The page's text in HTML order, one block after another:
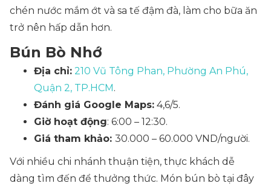
chén nước mắm ớt và sa tế đậm đà, làm cho bữa ăn
trở nên hấp dẫn hơn.
Bún Bò Nhớ
Địa chỉ: 210 Vũ Tông Phan, Phường An Phú,
Quận 2, TP.HCM.
Đánh giá Google Maps: 4,6/5.
Giờ hoạt động: 6:00 – 12:30.
Giá tham khảo: 30.000 – 60.000 VND/người.
Với nhiều chi nhánh thuận tiện, thực khách dễ
dàng tìm đến để thưởng thức. Món bún bò tại đây